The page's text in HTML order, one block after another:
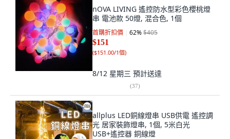
nOVA LIVING 遙控防水型彩色櫻桃燈
串 電池款 50燈, 混合色, 1個
首購折扣價 62%$405
$151
($151.00/1個)
8/12 星期三 預計送達
(37)
allplus LED銅線燈串 USB供電 遙控調
光 居家裝飾燈串, 1個, 5米白光
USB+遙控器 銅線燈